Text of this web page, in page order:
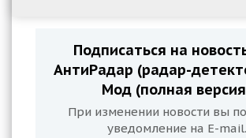
Подписаться на
АнтиРадар (радар-
Мод (полная
При изменении новости вы
уведомление на E-mail.